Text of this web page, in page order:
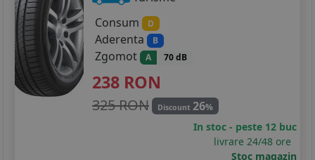
Consum
D
Aderenta B
Zgomot A 70 dB
238 RON
325 RON Discount 26%
In stoc - peste 12 buc
livrare 24/48 ore
Stoc magazin